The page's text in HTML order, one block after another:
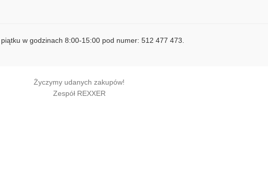
w godzinach 8:00-15:00 pod numer: 512 477 473
Życzymy udanych zakupów!
Zespół REXXER